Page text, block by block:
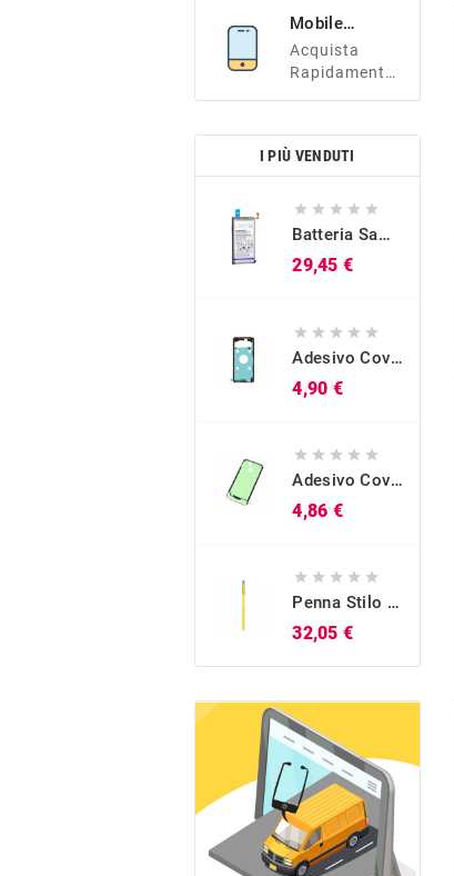
7338966
Mobile
Friendly
Acquista
Rapidamente
I PIÙ VENDUTI
    
Batteria Samsung Originale EB-BG973ABU Per Galaxy S10 (SM-G973)
29,45 €
    
Adesivo Cover Posteriore Originale Galaxy S10 (SM-G973)
4,90 €
    
Adesivo Cover Posteriore Originale Galaxy A40 (SM-A405)
4,86 €
    
Penna Stilo S-Pen Originale Blu Galaxy Note 9 (SM-N960)
32,05 €